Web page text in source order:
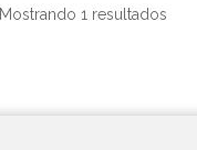
Mostrando 1 resultados